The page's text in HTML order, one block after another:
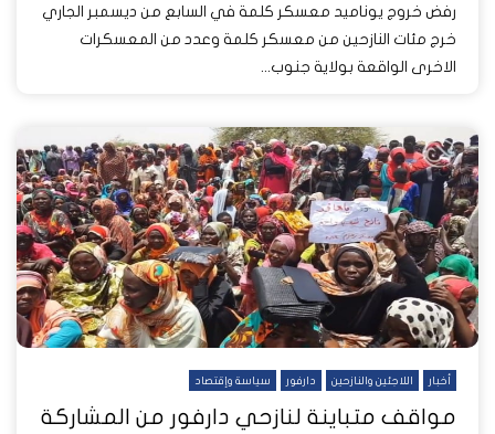
رفض خروج يوناميد معسكر كلمة في السابع من ديسمبر الجاري
خرج مئات النازحين من معسكر كلمة وعدد من المعسكرات
الاخرى الواقعة بولاية جنوب...
أخبار اللاجئين والنازحين دارفور سياسة وإقتصاد
مواقف متباينة لنازحي دارفور من المشاركة